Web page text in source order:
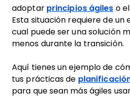
adoptar principios ágiles o
Esta situación requiere de un
cual puede ser una solución
menos durante la transición.
Aquí tienes un ejemplo de
tus prácticas de
para que sean más ágiles